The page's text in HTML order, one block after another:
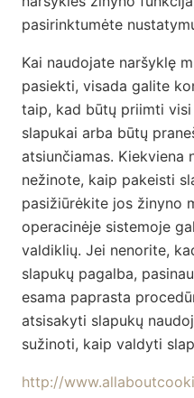
pasirinktumėte
Kai naudojate naršyklę
pasiekti, visada galite
taip, kad būtų priimti
slapukai arba būtų
atsiunčiamas. Kiekviena
nežinote, kaip pakeisti
pasižiūrėkite jos žinyno
operacinėje sistemoje
valdiklių. Jei nenorite,
slapukų pagalba,
esama paprasta
atsisakyti slapukų
sužinoti, kaip valdyti
http://